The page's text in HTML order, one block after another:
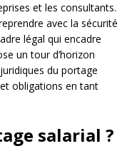
et les consultants.
avec la sécurité
légal qui encadre
un tour d’horizon
du portage
obligations en tant
salarial ?